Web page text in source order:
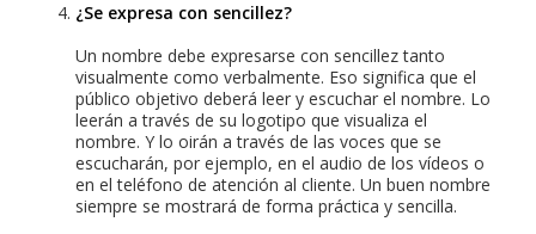
¿Se expresa con sencillez?
Un nombre debe expresarse con sencillez tanto
visualmente como verbalmente. Eso significa que el
público objetivo deberá leer y escuchar el nombre. Lo
leerán a través de su logotipo que visualiza el
nombre. Y lo oirán a través de las voces que se
escucharán, por ejemplo, en el audio de los vídeos o
en el teléfono de atención al cliente. Un buen nombre
siempre se mostrará de forma práctica y sencilla.